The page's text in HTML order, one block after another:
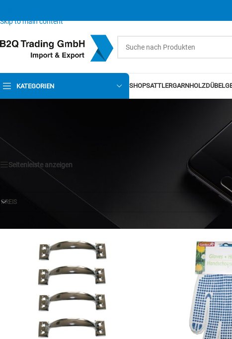
Skip to main content
KATEGORIEN SHOPSATTLERGARNHOLZDÜBEL
Seitenleiste anzeigen
PREIS